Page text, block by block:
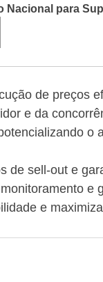
Nacional para
de preços
e da
o
de sell-out e
e
e